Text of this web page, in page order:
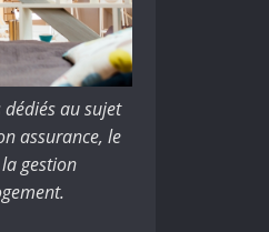
au sujet
assurance, le
gestion